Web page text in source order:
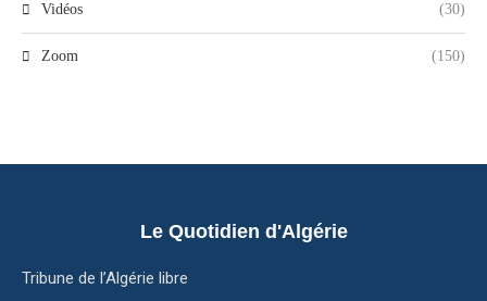
Vidéos (30)
Zoom (150)
Le Quotidien d'Algérie
Tribune de l’Algérie libre